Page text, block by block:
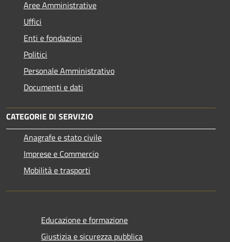
Aree Amministrative
Uffici
Enti e fondazioni
Politici
Personale Amministrativo
Documenti e dati
CATEGORIE DI SERVIZIO
Anagrafe e stato civile
Imprese e Commercio
Mobilità e trasporti
Educazione e formazione
Giustizia e sicurezza pubblica